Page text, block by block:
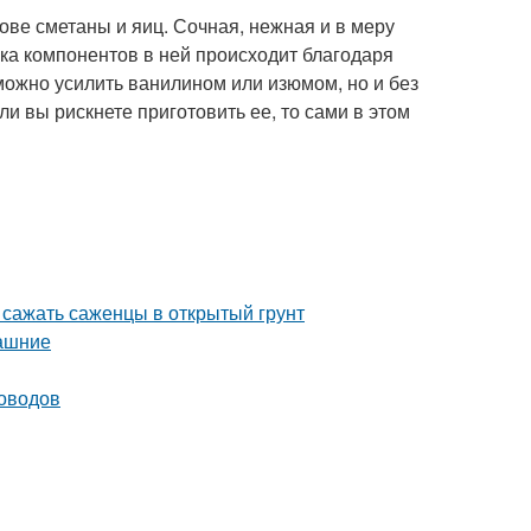
сметаны и яиц. Сочная, нежная и в меру
компонентов в ней происходит благодаря
усилить ванилином или изюмом, но и без
вы рискнете приготовить ее, то сами в этом
саженцы в открытый грунт